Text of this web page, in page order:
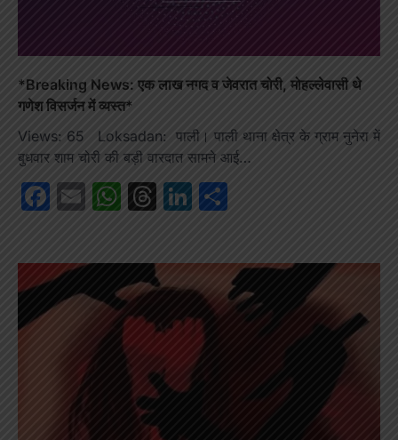
*Breaking News: एक लाख नगद व जेवरात चोरी, मोहल्लेवासी थे
गणेश विसर्जन में व्यस्त*
Views: 65 Loksadan: पाली। पाली थाना क्षेत्र के ग्राम नुनेरा में
बुधवार शाम चोरी की बड़ी वारदात सामने आई…
Facebook
EmailWhatsApp
Threads
LinkedIn